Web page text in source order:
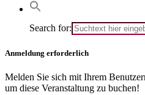
Search for:
Anmeldung erforderlich
Melden Sie sich mit Ihrem
um diese Veranstaltung zu buchen!